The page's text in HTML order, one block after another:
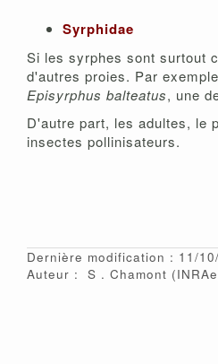
Syrphidae
Si les syrphes sont surtout
d'autres proies. Par exemple
Episyrphus balteatus, une
D'autre part, les adultes, le
insectes pollinisateurs.
Dernière modification : 11/
Auteur :
S Chamont